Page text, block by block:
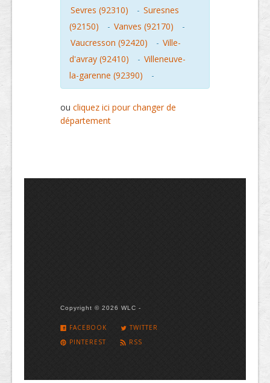
Sevres (92310)
- Suresnes
(92150)
- Vanves (92170)
-
Vaucresson (92420)
- Ville-
d'avray (92410)
- Villeneuve-
la-garenne (92390)
-
ou cliquez ici pour changer de
département
Copyright © 2026 WLC -
FACEBOOK
TWITTER
PINTEREST
RSS